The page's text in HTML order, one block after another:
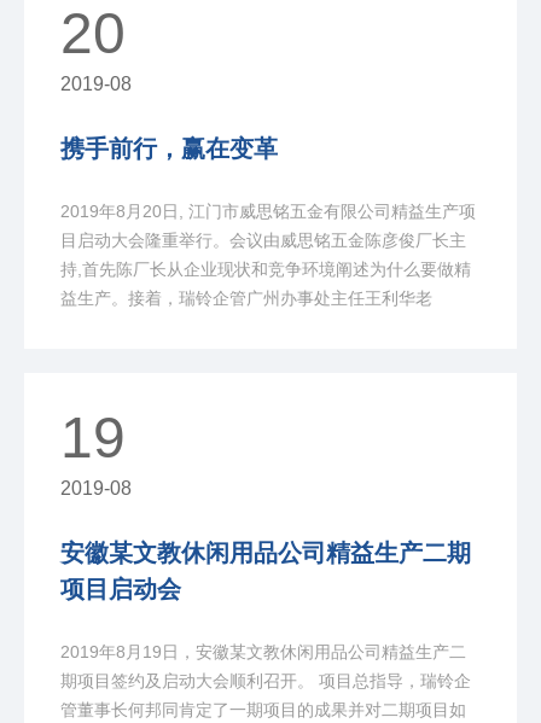
20
2019-08
携手前行，赢在变革
2019年8月20日, 江门市威思铭五金有限公司精益生产项
目启动大会隆重举行。会议由威思铭五金陈彦俊厂长主
持,首先陈厂长从企业现状和竞争环境阐述为什么要做精
益生产。接着，瑞铃企管广州办事处主任王利华老
19
2019-08
安徽某文教休闲用品公司精益生产二期
项目启动会
2019年8月19日，安徽某文教休闲用品公司精益生产二
期项目签约及启动大会顺利召开。 项目总指导，瑞铃企
管董事长何邦同肯定了一期项目的成果并对二期项目如